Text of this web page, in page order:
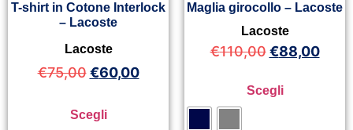
T-shirt in Cotone Interlock
– Lacoste
Lacoste
€75,00 €60,00
Scegli
Maglia girocollo – Lacoste
Lacoste
€110,00 €88,00
Scegli